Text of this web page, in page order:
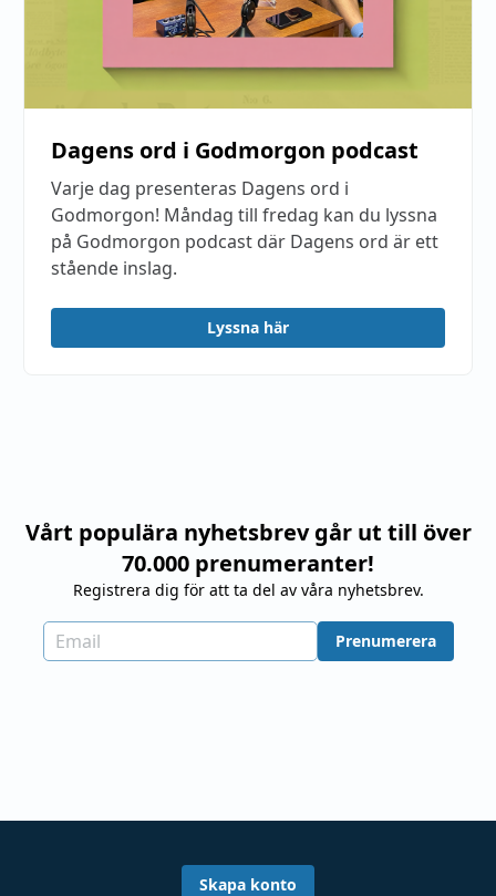
Dagens ord i Godmorgon podcast
Varje dag presenteras Dagens ord i
Godmorgon! Måndag till fredag kan du lyssna
på Godmorgon podcast där Dagens ord är ett
stående inslag.
Lyssna här
Vårt populära nyhetsbrev går ut till över
70.000 prenumeranter!
Registrera dig för att ta del av våra nyhetsbrev.
Prenumerera
Skapa konto